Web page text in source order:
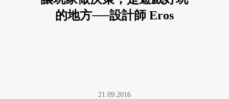
的地方──設計師 Eros
21.09.2016